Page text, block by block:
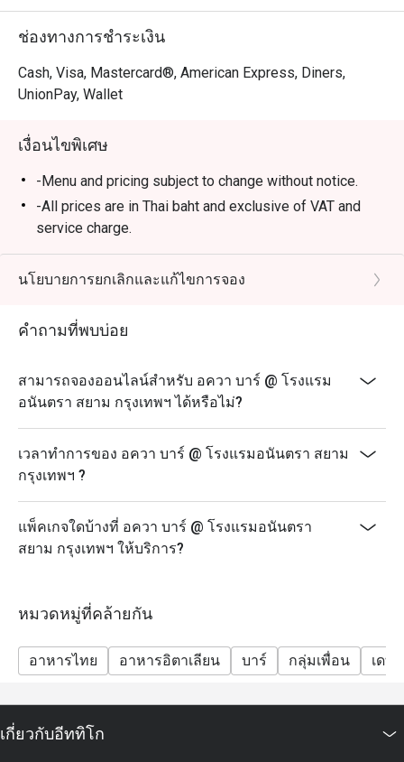
ช่องทางการชำระเงิน
Cash, Visa, Mastercard®, American Express, Diners,
UnionPay, Wallet
เงื่อนไขพิเศษ
-Menu and pricing subject to change without notice.
-All prices are in Thai baht and exclusive of VAT and
service charge.
-These Promotions cannot be applied in conjunction
with other promotions and discounts.
your discount and seating. If you arrive more than 15
นโยบายการยกเลิกและแก้ไขการจอง
คำถามที่พบบ่อย
สามารถจองออนไลน์สำหรับ อควา บาร์ @ โรงแรม
อนันตรา สยาม กรุงเทพฯ ได้หรือไม่?
เวลาทำการของ อควา บาร์ @ โรงแรมอนันตรา สยาม
กรุงเทพฯ ?
แพ็คเกจใดบ้างที่ อควา บาร์ @ โรงแรมอนันตรา
สยาม กรุงเทพฯ ให้บริการ?
หมวดหมู่ที่คล้ายกัน
อาหารไทย อาหารอิตาเลียน บาร์ กลุ่มเพื่อน เดท
เกี่ยวกับอีททิโก